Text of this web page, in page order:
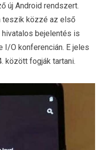
új Android rendszert.
teszik közzé az első
bejelentés is
I/O konferencián. E jeles
között fogják tartani.